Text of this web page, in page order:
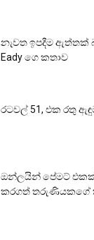
නැවත ඉපදීම ඇත්තක්
Eady ගෙ කතාව
රටවල් 51, එක රතු
ඔන්ලයින් පේමට්
කරගත් තරුණියකගේ